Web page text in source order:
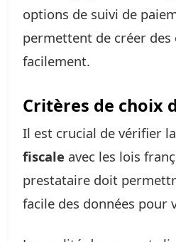
options de suivi de
permettent de créer des
facilement.
Critères de choix
Il est crucial de vérifier la
fiscale avec les lois
prestataire doit
facile des données pour